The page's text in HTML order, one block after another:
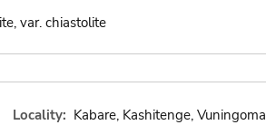
var. chiastolite
Locality: Kabare, Kashitenge, Vuningoma